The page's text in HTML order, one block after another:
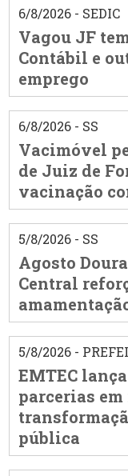
6/8/2026 - SEDIC
Vagou JF
Contábil e
emprego
6/8/2026 - SS
Vacimóvel
de Juiz de
vacinação
5/8/2026 - SS
Agosto
Central
5/8/2026 -
EMTEC
parcerias
pública